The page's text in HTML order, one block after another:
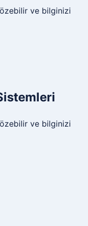
ve bilginizi
ve bilginizi